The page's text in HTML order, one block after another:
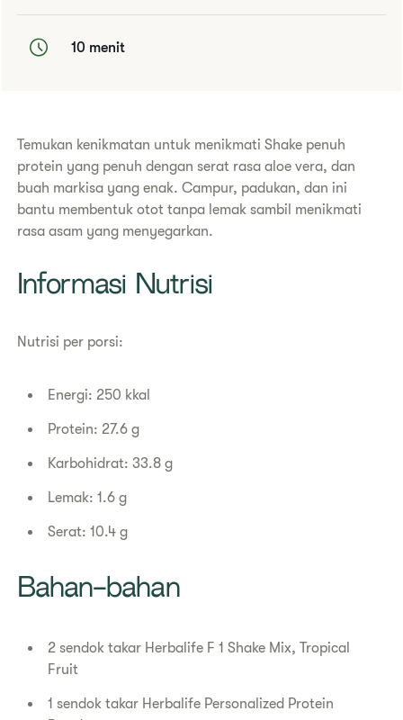
10 menit
Temukan kenikmatan untuk menikmati Shake penuh
protein yang penuh dengan serat rasa aloe vera, dan
buah markisa yang enak. Campur, padukan, dan ini
bantu membentuk otot tanpa lemak sambil menikmati
rasa asam yang menyegarkan.
Informasi Nutrisi
Nutrisi per porsi:
Energi: 250 kkal
Protein: 27.6 g
Karbohidrat: 33.8 g
Lemak: 1.6 g
Serat: 10.4 g
Bahan-bahan
2 sendok takar Herbalife F 1 Shake Mix, Tropical
Fruit
1 sendok takar Herbalife Personalized Protein